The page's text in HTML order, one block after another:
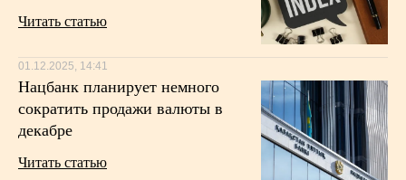
Читать статью
01.12.2025, 14:41
Нацбанк планирует немного
сократить продажи валюты в
декабре
Читать статью